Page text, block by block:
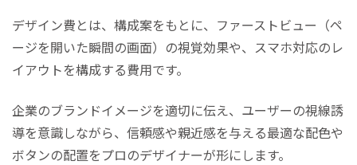
デザイン費とは、 構成案をもとに、ファーストビュー（ペ
ージを開いた瞬間の画面）の視覚効果や、スマホ対応のレ
イアウトを構成する費用です。
企業のブランドイメージを適切に伝え、ユーザーの視線誘
導を意識しながら、信頼感や親近感を与える最適な配色や
ボタンの配置をプロのデザイナーが形にします。